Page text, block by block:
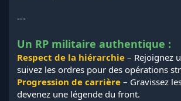
---
Un RP militaire authentique :
Respect de la hiérarchie – Rejoignez
suivez les ordres pour des opérations
Progression de carrière – Gravissez
devenez une légende du front.